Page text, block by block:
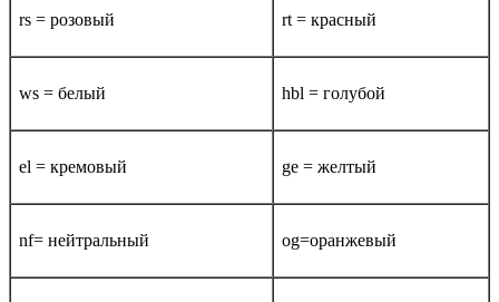
rs = розовый rt = красный
ws = белый hbl = голубой
el = кремовый ge = желтый
nf= нейтральный og=оранжевый